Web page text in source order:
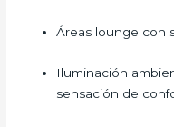
Áreas lounge con
Iluminación
sensación de